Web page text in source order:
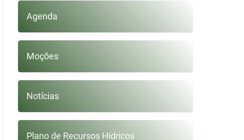
Agenda
Moções
Notícias
Plano de Recursos Hídricos